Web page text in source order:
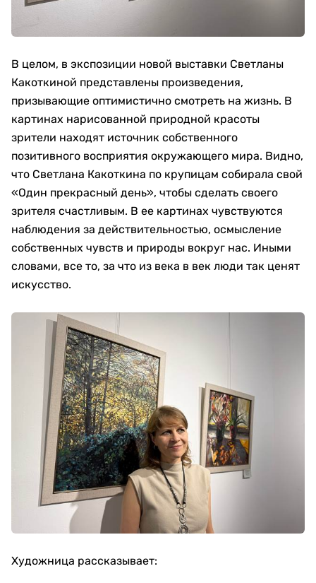
В целом, в экспозиции новой выставки Светланы
Какоткиной представлены произведения,
призывающие оптимистично смотреть на жизнь. В
картинах нарисованной природной красоты
зрители находят источник собственного
позитивного восприятия окружающего мира. Видно,
что Светлана Какоткина по крупицам собирала свой
«Один прекрасный день», чтобы сделать своего
зрителя счастливым. В ее картинах чувствуются
наблюдения за действительностью, осмысление
собственных чувств и природы вокруг нас. Иными
словами, все то, за что из века в век люди так ценят
искусство.
Художница рассказывает: